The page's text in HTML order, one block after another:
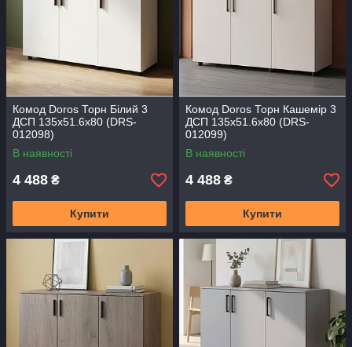
Комод Doros Торн Білий 3
ДСП 135х51.6х80 (DRS-
012098)
В наявності
4 488 ₴
Купити
Комод Doros Торн Кашемір 3
ДСП 135х51.6х80 (DRS-
012099)
В наявності
4 488 ₴
Купити